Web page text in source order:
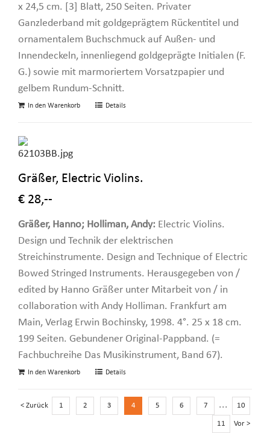
x 24,5 cm. [3] Blatt, 250 Seiten. Privater
Ganzlederband mit goldgeprägtem Rückentitel und
ornamentalem Buchschmuck auf Außen- und
Innendeckeln, innenliegend goldgeprägte Initialen (F.
G.) sowie mit marmoriertem Vorsatzpapier und
gelbem Rundum-Schnitt.
In den Warenkorb Details
Gräßer, Electric Violins.
€ 28,--
Gräßer, Hanno; Holliman, Andy: Electric Violins.
Design und Technik der elektrischen
Streichinstrumente. Design and Technique of Electric
Bowed Stringed Instruments. Herausgegeben von /
edited by Hanno Gräßer unter Mitarbeit von / in
collaboration with Andy Holliman. Frankfurt am
Main, Verlag Erwin Bochinsky, 1998. 4°. 25 x 18 cm.
199 Seiten. Gebundener Original-Pappband. (=
Fachbuchreihe Das Musikinstrument, Band 67).
In den Warenkorb Details
< Zurück 1 2 3 4 5 6 7 ... 10
11 Vor >